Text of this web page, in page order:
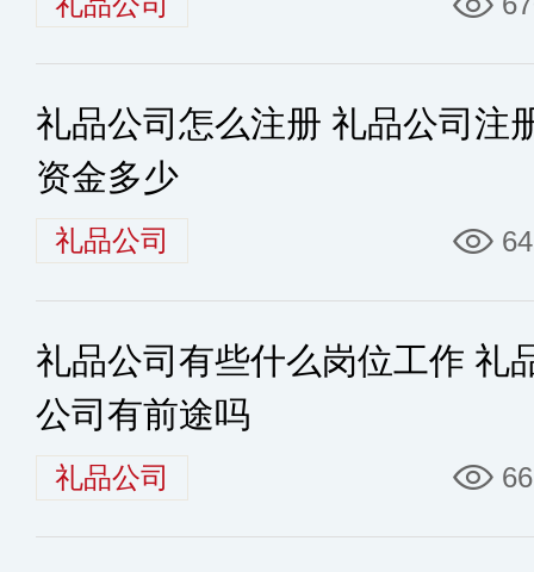
礼品公司怎么注册 礼品公司注
资金多少
礼品公司
礼品公司有些什么岗位工作 礼
公司有前途吗
礼品公司